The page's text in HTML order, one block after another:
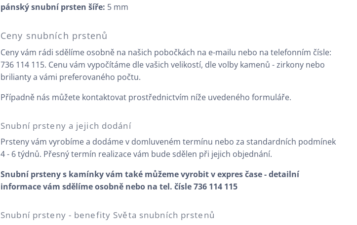
pánský snubní prsten šíře: 5 mm
Ceny snubních prstenů
Ceny vám rádi sdělíme osobně na našich pobočkách na e-mailu nebo na telefonním čísle:
736 114 115. Cenu vám vypočítáme dle vašich velikostí, dle volby kamenů - zirkony nebo
brilianty a vámi preferovaného počtu.
Případně nás můžete kontaktovat prostřednictvím níže uvedeného formuláře.
Snubní prsteny a jejich dodání
Prsteny vám vyrobíme a dodáme v domluveném termínu nebo za standardních podmínek
4 - 6 týdnů. Přesný termín realizace vám bude sdělen při jejich objednání.
Snubní prsteny s kamínky vám také můžeme vyrobit v expres čase - detailní
informace vám sdělíme osobně nebo na tel. čísle 736 114 115
Snubní prsteny - benefity Světa snubních prstenů